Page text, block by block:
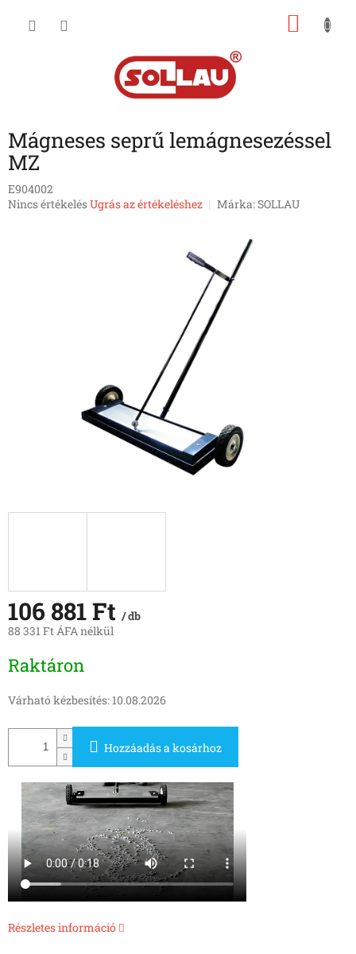
Mágneses seprű lemágnesezéssel
MZ
E904002
A
Nincs értékelésUgrás az értékeléshez Márka:SOLLAU
106 881 Ft / db
88 331 Ft ÁFA nélkül
Raktáron
Várható kézbesítés: 10.08.2026
Hozzáadás a kosárhoz
Részletes információ